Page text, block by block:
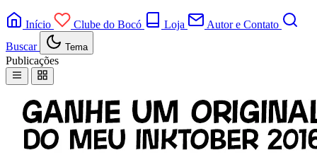
Início Clube do Bocó Loja
Autor e Contato
Buscar
Tema
Publicações